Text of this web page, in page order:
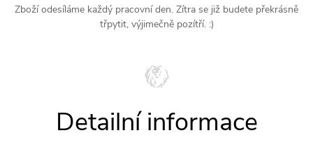
Zboží odesíláme každý pracovní den. Zítra se již budete překrásně
třpytit, výjimečně pozítří. :)